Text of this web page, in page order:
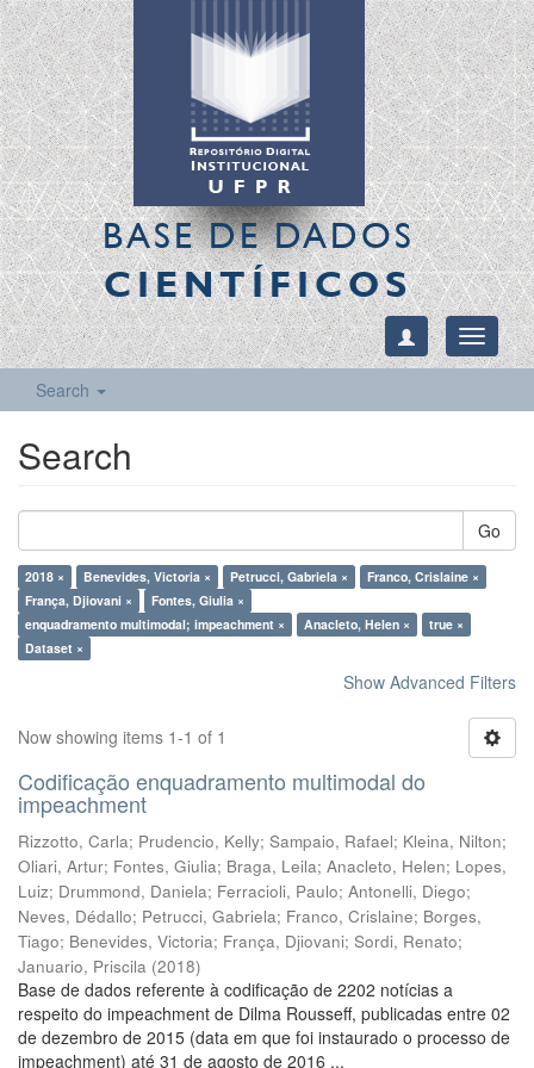
BASE DE DADOS
CIENTÍFICOS
Toggle
Search
Search
Go
2018 × Benevides, Victoria × Petrucci, Gabriela ×
Franco, Crislaine ×
França, Djiovani ×
Fontes, Giulia ×
enquadramento multimodal; impeachment ×
Anacleto, Helen ×
true ×
Dataset ×
Show Advanced Filters
Now showing items 1-1 of 1
Codificação enquadramento multimodal do
impeachment
Rizzotto, Carla; Prudencio, Kelly; Sampaio, Rafael; Kleina, Nilton;
Oliari, Artur; Fontes, Giulia; Braga, Leila; Anacleto, Helen; Lopes,
Luiz; Drummond, Daniela; Ferracioli, Paulo; Antonelli, Diego;
Neves, Dédallo; Petrucci, Gabriela; Franco, Crislaine; Borges,
Tiago; Benevides, Victoria; França, Djiovani; Sordi, Renato;
Januario, Priscila (2018)
Base de dados referente à codificação de 2202 notícias a
respeito do impeachment de Dilma Rousseff, publicadas entre 02
de dezembro de 2015 (data em que foi instaurado o processo de
impeachment) até 31 de agosto de 2016 ...